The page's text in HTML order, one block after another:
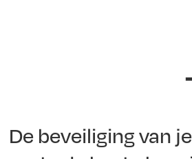
De beveiliging van